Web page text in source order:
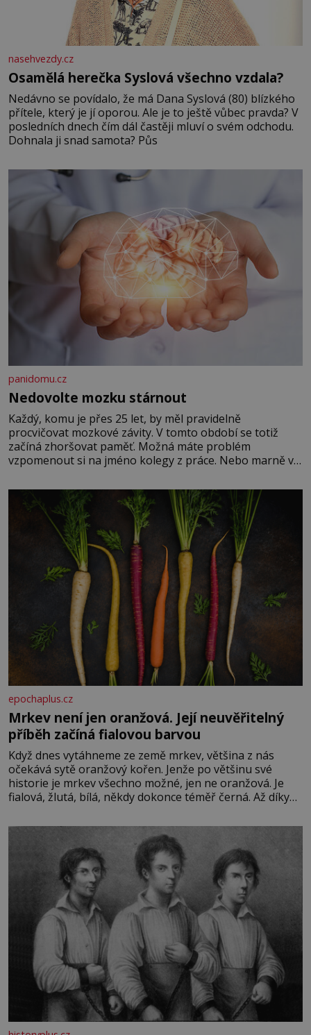
nasehvezdy.cz
Osamělá herečka Syslová všechno vzdala?
Nedávno se povídalo, že má Dana Syslová (80) blízkého
přítele, který je jí oporou. Ale je to ještě vůbec pravda? V
posledních dnech čím dál častěji mluví o svém odchodu.
Dohnala ji snad samota? Půs
panidomu.cz
Nedovolte mozku stárnout
Každý, komu je přes 25 let, by měl pravidelně
procvičovat mozkové závity. V tomto období se totiž
začíná zhoršovat paměť. Možná máte problém
vzpomenout si na jméno kolegy z práce. Nebo marně v
Je to opravdu tak, s věkem jako kdyby se paměť
rozhodla stávkovat. Cvičte
epochaplus.cz
Mrkev není jen oranžová. Její neuvěřitelný
příběh začíná fialovou barvou
Když dnes vytáhneme ze země mrkev, většina z nás
očekává sytě oranžový kořen. Jenže po většinu své
historie je mrkev všechno možné, jen ne oranžová. Je
fialová, žlutá, bílá, někdy dokonce téměř černá. Až díky
bez které si českou zahradu ani nedokážeme představit.